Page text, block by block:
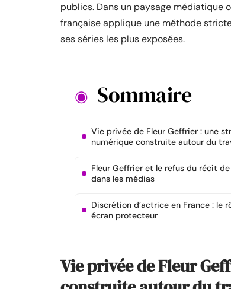
publics. Dans un paysage médiatique
française applique une méthode
ses séries les plus exposées.
Sommaire
Vie privée de Fleur Geffrier : une
numérique construite autour du
Fleur Geffrier et le refus du récit
dans les médias
Discrétion d’actrice en France : le
écran protecteur
Vie privée de Fleur